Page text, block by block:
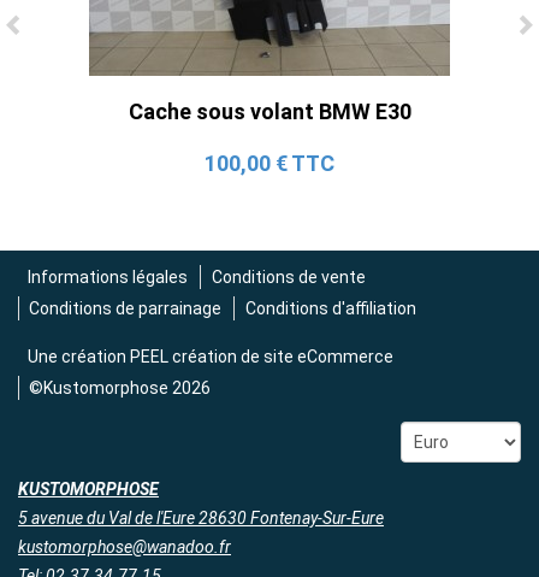
Ligne Cat-Back Active 4 Sorties avec
(2015-2023)
2 690,00 € TTC
Cache sous volant BMW E30
100,00 € TTC
Informations légales
Conditions de vente
Conditions de parrainage
Conditions d'affiliation
Une création PEEL création de site eCommerce
©Kustomorphose 2026
KUSTOMORPHOSE
5 avenue du Val de l'Eure 28630 Fontenay-Sur-Eure
kustomorphose@wanadoo.fr